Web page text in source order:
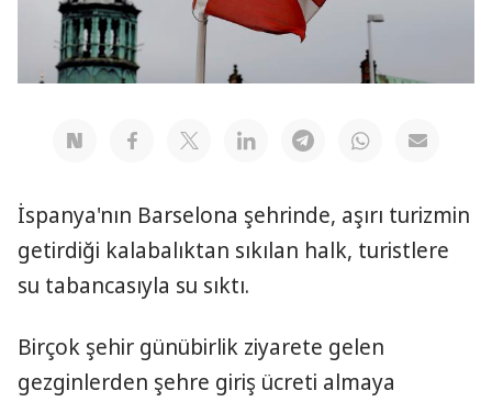
İspanya'nın Barselona şehrinde, aşırı turizmin
getirdiği kalabalıktan sıkılan halk, turistlere
su tabancasıyla su sıktı.
Birçok şehir günübirlik ziyarete gelen
gezginlerden şehre giriş ücreti almaya